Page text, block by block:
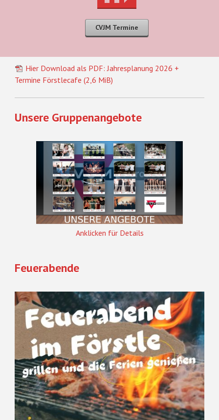
CVJM Termine
Hier Download als PDF: Jahresplanung 2026 +
Termine Förstlecafe (2,6 MiB)
Unsere Gruppenangebote
Anklicken für Details
Feuerabende